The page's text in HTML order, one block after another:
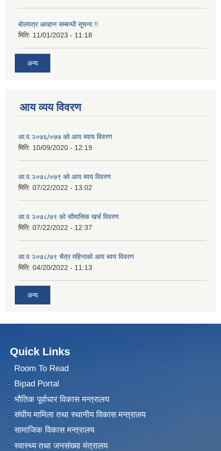
बोलपत्र आव्हान सम्बन्धी सूचना !!
मिति: 11/01/2023 - 11:18
अन्य
आय व्यय विवरण
आ.व.२०७६/०७७ को आय ब्याय विवरण
मिति: 10/09/2020 - 12:19
आ.व.२०७८/०७९ को आय ब्यय विवरण
मिति: 07/22/2022 - 13:02
आ.व २०७८/७९ को चौमासिक खर्च विवरण
मिति: 07/22/2022 - 12:37
आ.व २०७८/७९ चैत्र महिनाको आय ब्यय विवरण
मिति: 04/20/2022 - 11:13
अन्य
Quick Links
Room To Read
Bipad Portal
भौतिक पूर्वाधार विकास मन्त्रालय
संघीय मामिला तथा स्थानीय विकास मन्त्रालय
सामाजिक विकास मन्त्रालय
स्वास्थ्य तथा जनसंख्या मंत्रालय